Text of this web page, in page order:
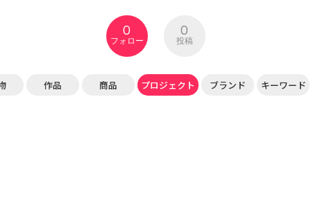
0
フォロー
0
投稿
作品 商品 プロジェクト ブランド キーワード